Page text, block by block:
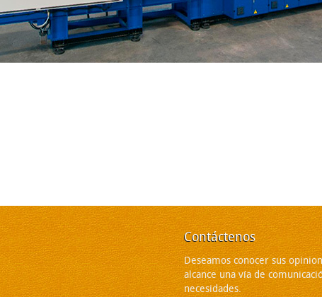
Contáctenos
Deseamos conocer sus
alcance una vía de
necesidades.